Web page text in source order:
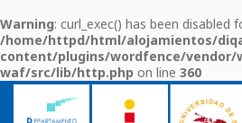
Warning: curl_exec() has been disabled
/home/httpd/html/alojamientos/
content/plugins/wordfence/
waf/src/lib/http.php on line 360